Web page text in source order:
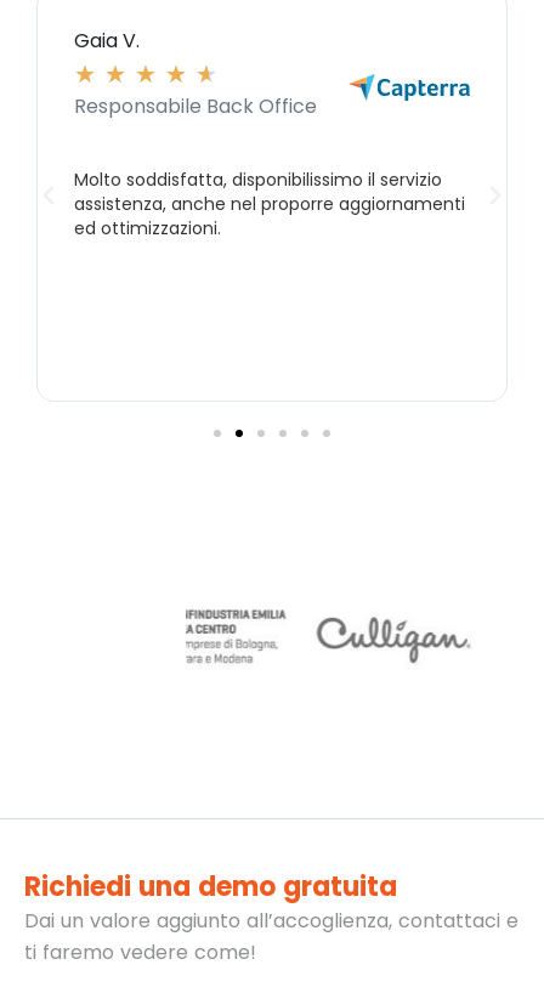
Gaia V.
★ ★ ★ ★ ★
Responsabile Back Office
Molto soddisfatta, disponibilissimo il servizio
assistenza, anche nel proporre aggiornamenti
ed ottimizzazioni.
Richiedi una demo gratuita
Dai un valore aggiunto all’accoglienza, contattaci e
ti faremo vedere come!